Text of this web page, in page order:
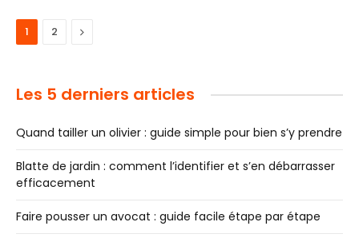
1 2 Next
Les 5 derniers articles
Quand tailler un olivier : guide simple pour bien s’y prendre
Blatte de jardin : comment l’identifier et s’en débarrasser
efficacement
Faire pousser un avocat : guide facile étape par étape